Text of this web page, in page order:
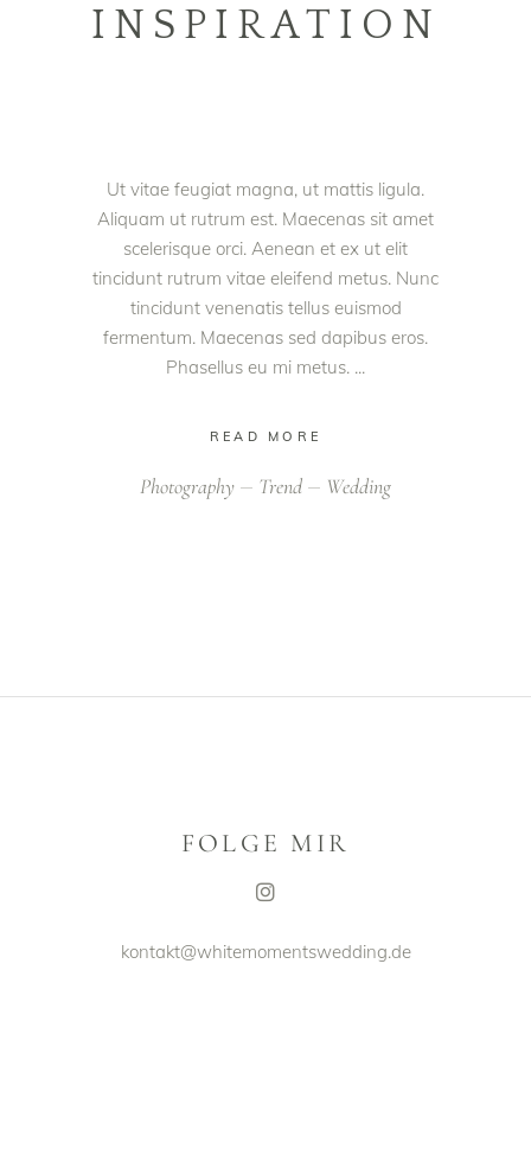
INSPIRATION
Ut vitae feugiat magna, ut mattis ligula.
Aliquam ut rutrum est. Maecenas sit amet
scelerisque orci. Aenean et ex ut elit
tincidunt rutrum vitae eleifend metus. Nunc
tincidunt venenatis tellus euismod
fermentum. Maecenas sed dapibus eros.
Phasellus eu mi metus.
READ MORE
Photography Trend Wedding
FOLGE MIR
kontakt@whitemomentswedding.de